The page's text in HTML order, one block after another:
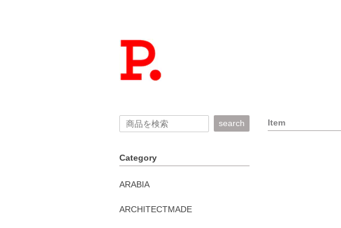
Item
search
Category
ARABIA
ARCHITECTMADE